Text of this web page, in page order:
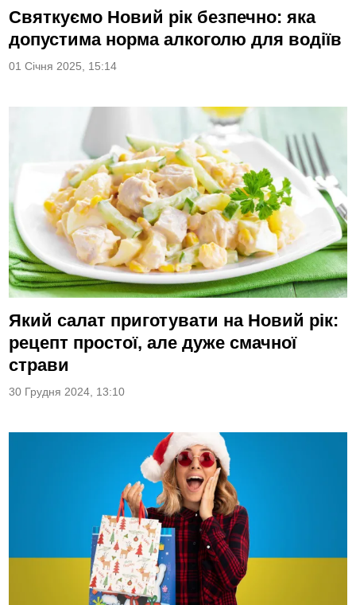
Святкуємо Новий рік безпечно: яка
допустима норма алкоголю для водіїв
01 Січня 2025, 15:14
Який салат приготувати на Новий рік:
рецепт простої, але дуже смачної
страви
30 Грудня 2024, 13:10